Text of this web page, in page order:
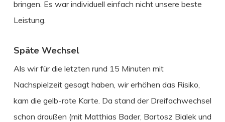
bringen. Es war individuell einfach nicht unsere beste
Leistung.
Späte Wechsel
Als wir für die letzten rund 15 Minuten mit
Nachspielzeit gesagt haben, wir erhöhen das Risiko,
kam die gelb-rote Karte. Da stand der Dreifachwechsel
schon draußen (mit Matthias Bader, Bartosz Bialek und